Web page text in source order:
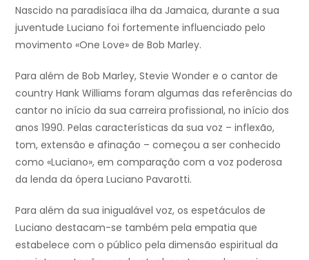
Nascido na paradisíaca ilha da Jamaica, durante a sua
juventude Luciano foi fortemente influenciado pelo
movimento «One Love» de Bob Marley.
Para além de Bob Marley, Stevie Wonder e o cantor de
country Hank Williams foram algumas das referências do
cantor no início da sua carreira profissional, no início dos
anos 1990. Pelas características da sua voz – inflexão,
tom, extensão e afinação – começou a ser conhecido
como «Luciano», em comparação com a voz poderosa
da lenda da ópera Luciano Pavarotti.
Para além da sua inigualável voz, os espetáculos de
Luciano destacam-se também pela empatia que
estabelece com o público pela dimensão espiritual da